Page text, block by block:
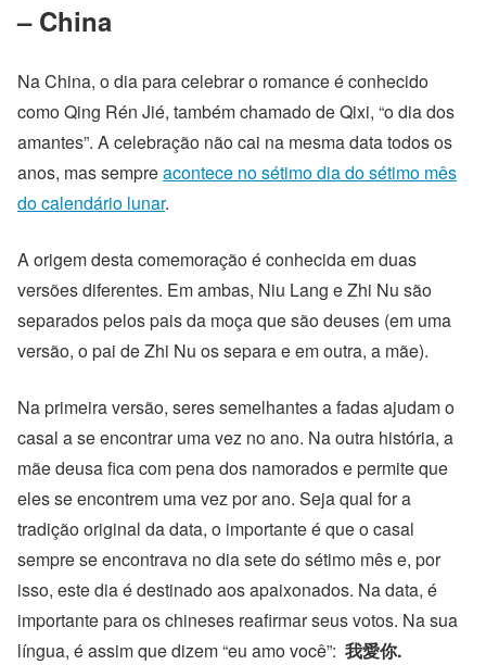
– China
Na China, o dia para celebrar o romance é conhecido
como Qing Rén Jié, também chamado de Qixi, “o dia dos
amantes”. A celebração não cai na mesma data todos os
anos, mas sempreacontece no sétimo dia do sétimo mês
do calendário lunar.
A origem desta comemoração é conhecida em duas
versões diferentes. Em ambas, Niu Lang e Zhi Nu são
separados pelos pais da moça que são deuses (em uma
versão, o pai de Zhi Nu os separa e em outra, a mãe).
Na primeira versão, seres semelhantes a fadas ajudam o
casal a se encontrar uma vez no ano. Na outra história, a
mãe deusa fica com pena dos namorados e permite que
eles se encontrem uma vez por ano. Seja qual for a
tradição original da data, o importante é que o casal
sempre se encontrava no dia sete do sétimo mês e, por
isso, este dia é destinado aos apaixonados. Na data, é
importante para os chineses reafirmar seus votos. Na sua
língua, é assim que dizem “eu amo você”: 我愛你.